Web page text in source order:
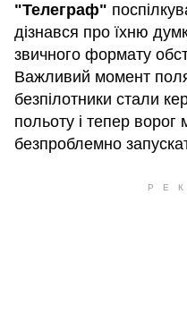
"Телеграф"
дізнався про їхню
звичного формату
Важливий момент
безпілотники стали
польоту і тепер ворог
безпроблемно